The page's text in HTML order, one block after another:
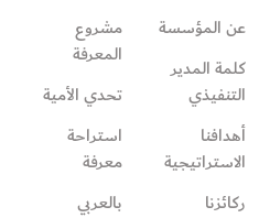
عن المؤسسة
كلمة المدير
التنفيذي
أهدافنا
الاستراتيجية
ركائزنا
مشروع
المعرفة
تحدي الأمية
استراحة
معرفة
بالعربي